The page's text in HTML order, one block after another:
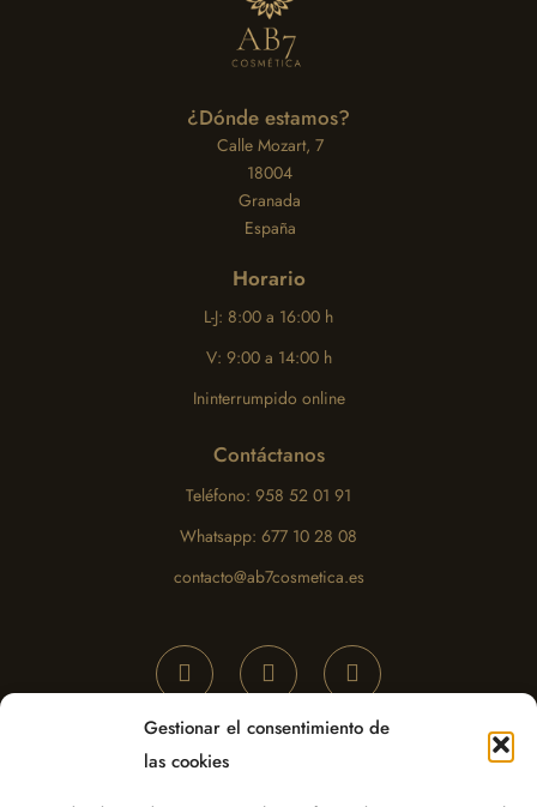
Gestionar el consentimiento de
las cookies
¿Dónde estamos?
Calle Mozart, 7
18004
Granada
España
Horario
L-J: 8:00 a 16:00 h
V: 9:00 a 14:00 h
Ininterrumpido online
Contáctanos
Teléfono: 958 52 01 91
Whatsapp: 677 10 28 08
contacto@ab7cosmetica.es